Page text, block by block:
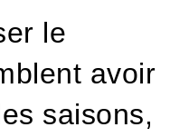
le
avoir
saisons,